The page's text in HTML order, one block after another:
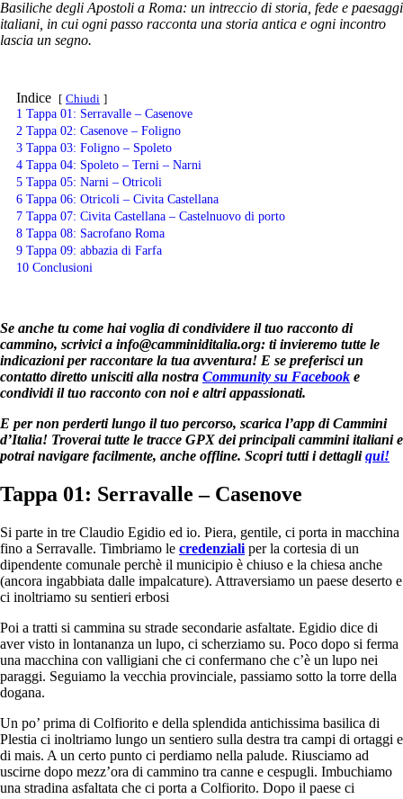
Basiliche degli Apostoli a Roma: un intreccio di storia, fede e paesaggi
italiani, in cui ogni passo racconta una storia antica e ogni incontro
lascia un segno.
Indice Chiudi
1 Tappa 01: Serravalle – Casenove
2 Tappa 02: Casenove – Foligno
3 Tappa 03: Foligno – Spoleto
4 Tappa 04: Spoleto – Terni – Narni
5 Tappa 05: Narni – Otricoli
6 Tappa 06: Otricoli – Civita Castellana
7 Tappa 07: Civita Castellana – Castelnuovo di porto
8 Tappa 08: Sacrofano Roma
9 Tappa 09: abbazia di Farfa
10 Conclusioni
Se anche tu come hai voglia di condividere il tuo racconto di
cammino, scrivici a info@camminiditalia.org: ti invieremo tutte le
indicazioni per raccontare la tua avventura! E se preferisci un
contatto diretto unisciti alla nostra Community su Facebook e
condividi il tuo racconto con noi e altri appassionati.
E per non perderti lungo il tuo percorso, scarica l’app di Cammini
d’Italia! Troverai tutte le tracce GPX dei principali cammini italiani e
potrai navigare facilmente, anche offline. Scopri tutti i dettagliqui!
Tappa 01: Serravalle – Casenove
Si parte in tre Claudio Egidio ed io. Piera, gentile, ci porta in macchina
fino a Serravalle. Timbriamo le credenziali per la cortesia di un
dipendente comunale perchè il municipio è chiuso e la chiesa anche
(ancora ingabbiata dalle impalcature). Attraversiamo un paese deserto e
ci inoltriamo su sentieri erbosi
Poi a tratti si cammina su strade secondarie asfaltate. Egidio dice di
aver visto in lontananza un lupo, ci scherziamo su. Poco dopo si ferma
una macchina con valligiani che ci confermano che c’è un lupo nei
paraggi. Seguiamo la vecchia provinciale, passiamo sotto la torre della
dogana.
Un po’ prima di Colfiorito e della splendida antichissima basilica di
Plestia ci inoltriamo lungo un sentiero sulla destra tra campi di ortaggi e
di mais. A un certo punto ci perdiamo nella palude. Riusciamo ad
uscirne dopo mezz’ora di cammino tra canne e cespugli. Imbuchiamo
una stradina asfaltata che ci porta a Colfiorito. Dopo il paese ci